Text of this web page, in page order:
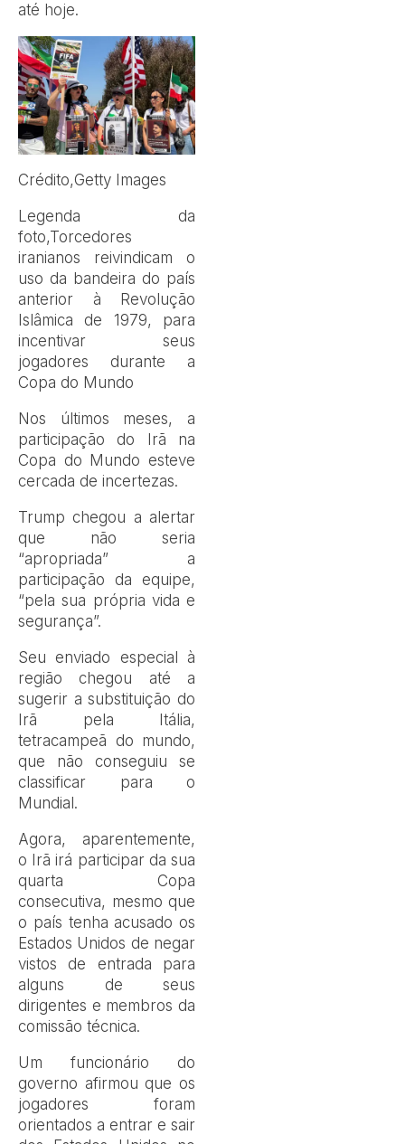
até hoje.
Crédito,Getty Images
Legenda da
foto,Torcedores
iranianos reivindicam o
uso da bandeira do país
anterior à Revolução
Islâmica de 1979, para
incentivar seus
jogadores durante a
Copa do Mundo
Nos últimos meses, a
participação do Irã na
Copa do Mundo esteve
cercada de incertezas.
Trump chegou a alertar
que não seria
“apropriada” a
participação da equipe,
“pela sua própria vida e
segurança”.
Seu enviado especial à
região chegou até a
sugerir a substituição do
Irã pela Itália,
tetracampeã do mundo,
que não conseguiu se
classificar para o
Mundial.
Agora, aparentemente,
o Irã irá participar da sua
quarta Copa
consecutiva, mesmo que
o país tenha acusado os
Estados Unidos de negar
vistos de entrada para
alguns de seus
dirigentes e membros da
comissão técnica.
Um funcionário do
governo afirmou que os
jogadores foram
orientados a entrar e sair